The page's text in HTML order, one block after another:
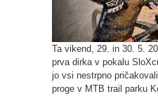
Ta vikend, 29. in 30. 5.
prva dirka v pokalu
jo vsi nestrpno
proge v MTB trail parku